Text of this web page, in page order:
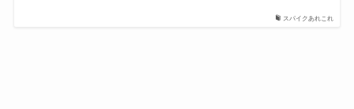
スパイクあれこれ